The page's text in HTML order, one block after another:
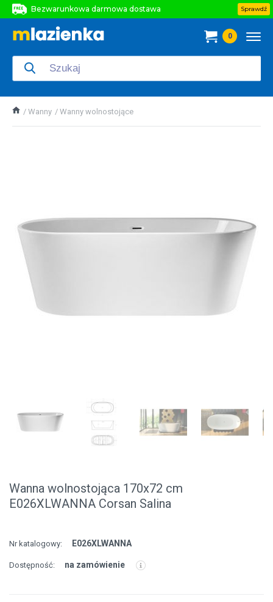
Bezwarunkowa darmowa dostawa
Bezwarunkowa darmowa dostawa
Sprawdź
0
Wanny Wanny wolnostojące
Wanna wolnostojąca 170x72 cm
E026XLWANNA Corsan Salina
Nr katalogowy: E026XLWANNA
Dostępność: na zamówienie